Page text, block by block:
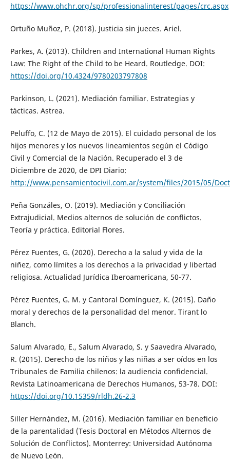
https://www.ohchr.org/sp/professionalinterest/pages/crc.aspx
Ortuño Muñoz, P. (2018). Justicia sin jueces. Ariel.
Parkes, A. (2013). Children and International Human Rights
Law: The Right of the Child to be Heard. Routledge. DOI:
https://doi.org/10.4324/9780203797808
Parkinson, L. (2021). Mediación familiar. Estrategias y
tácticas. Astrea.
Peluffo, C. (12 de Mayo de 2015). El cuidado personal de los
hijos menores y los nuevos lineamientos según el Código
Civil y Comercial de la Nación. Recuperado el 3 de
Diciembre de 2020, de DPI Diario:
http://www.pensamientocivil.com.ar/system/files/2015/05/
Peña Gonzáles, O. (2019). Mediación y Conciliación
Extrajudicial. Medios alternos de solución de conflictos.
Teoría y práctica. Editorial Flores.
Pérez Fuentes, G. (2020). Derecho a la salud y vida de la
niñez, como límites a los derechos a la privacidad y libertad
religiosa. Actualidad Jurídica Iberoamericana, 50-77.
Pérez Fuentes, G. M. y Cantoral Domínguez, K. (2015). Daño
moral y derechos de la personalidad del menor. Tirant lo
Blanch.
Salum Alvarado, E., Salum Alvarado, S. y Saavedra Alvarado,
R. (2015). Derecho de los niños y las niñas a ser oídos en los
Tribunales de Familia chilenos: la audiencia confidencial.
Revista Latinoamericana de Derechos Humanos, 53-78. DOI:
https://doi.org/10.15359/rldh.26-2.3
Siller Hernández, M. (2016). Mediación familiar en beneficio
de la parentalidad (Tesis Doctoral en Métodos Alternos de
Solución de Conflictos). Monterrey: Universidad Autónoma
de Nuevo León.